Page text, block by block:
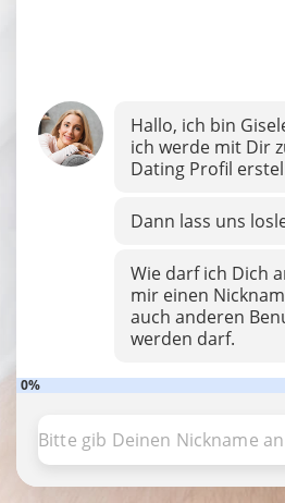
Hallo, ich bin
ich werde mit Dir
Dating Profil
Dann lass uns
Wie darf ich Dich
mir einen
auch anderen
werden darf.
0%